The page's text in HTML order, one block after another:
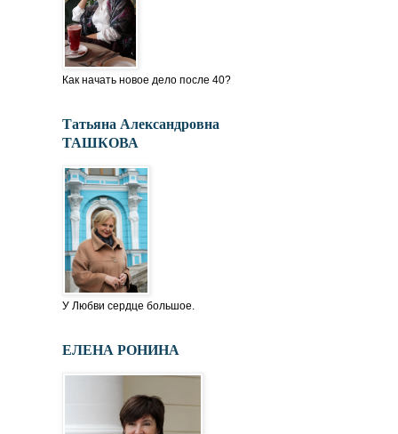
Как начать новое дело после 40?
Татьяна Александровна
ТАШКОВА
У Любви сердце большое.
ЕЛЕНА РОНИНА